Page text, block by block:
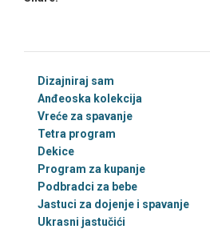
Dizajniraj sam
Anđeoska kolekcija
Vreće za spavanje
Tetra program
Dekice
Program za kupanje
Podbradci za bebe
Jastuci za dojenje i spavanje
Ukrasni jastučići